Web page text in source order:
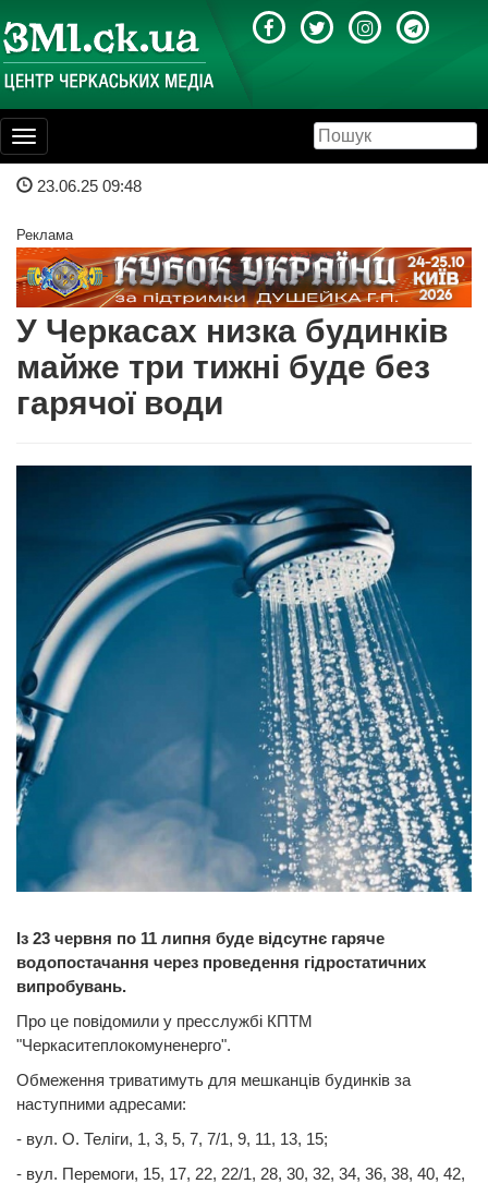
Toggle
navigation
23.06.25 09:48
Реклама
У Черкасах низка будинків
майже три тижні буде без
гарячої води
Із 23 червня по 11 липня буде відсутнє гаряче
водопостачання через проведення гідростатичних
випробувань.
Про це повідомили у пресслужбі КПТМ
"Черкаситеплокомуненерго".
Обмеження триватимуть для мешканців будинків за
наступними адресами:
- вул. О. Теліги, 1, 3, 5, 7, 7/1, 9, 11, 13, 15;
- вул. Перемоги, 15, 17, 22, 22/1, 28, 30, 32, 34, 36, 38, 40, 42,